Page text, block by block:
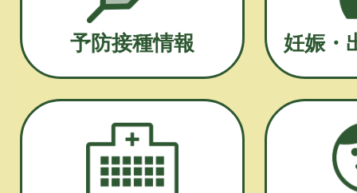
予防接種情報 妊娠・